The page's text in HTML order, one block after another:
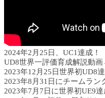
2024年2月25日、UC1達成！
UD8世界一評価育成解説動
2023年12月25日世界初UD8
2023年8月31日にチームラン
2023年7月7日に世界初UE9達